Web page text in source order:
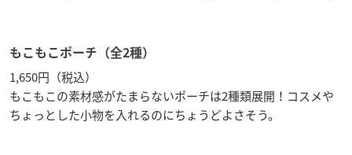
もこもこポーチ（全2種）
1,650円（税込）
もこもこの素材感がたまらないポーチは2種類展開！コスメや
ちょっとした小物を入れるのにちょうどよさそう。